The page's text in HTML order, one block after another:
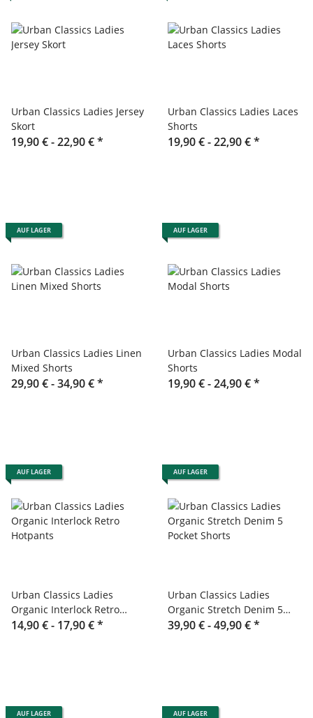
Urban Classics Ladies Jersey
Skort
19,90 € -22,90 €*
Urban Classics Ladies Laces
Shorts
19,90 € -22,90 €*
AUF LAGER
Urban Classics Ladies Linen
Mixed Shorts
29,90 € -34,90 €*
AUF LAGER
Urban Classics Ladies Modal
Shorts
19,90 € -24,90 €*
AUF LAGER
Urban Classics Ladies
Organic Interlock Retro
Hotpants
14,90 € - 17,90 €*
AUF LAGER
Urban Classics Ladies
Organic Stretch Denim 5
Pocket Shorts
39,90 € -49,90 €*
AUF LAGER AUF LAGER